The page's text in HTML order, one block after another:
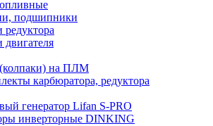
подшипники
редуктора
двигателя
на ПЛМ
карбюратора, редуктора
генератор Lifan S-PRO
инверторные DINKING